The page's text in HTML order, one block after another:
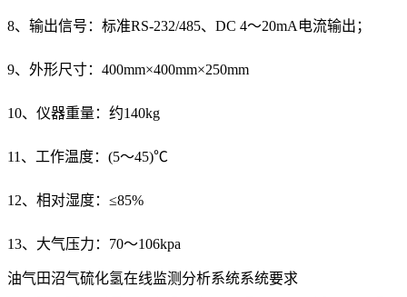
8、输出信号：标准RS-232/485、DC 4～20mA电流输出；
9、外形尺寸：400mm×400mm×250mm
10、仪器重量：约140kg
11、工作温度：(5～45)℃
12、相对湿度：≤85%
13、大气压力：70～106kpa
油气田沼气硫化氢在线监测分析系统系统要求